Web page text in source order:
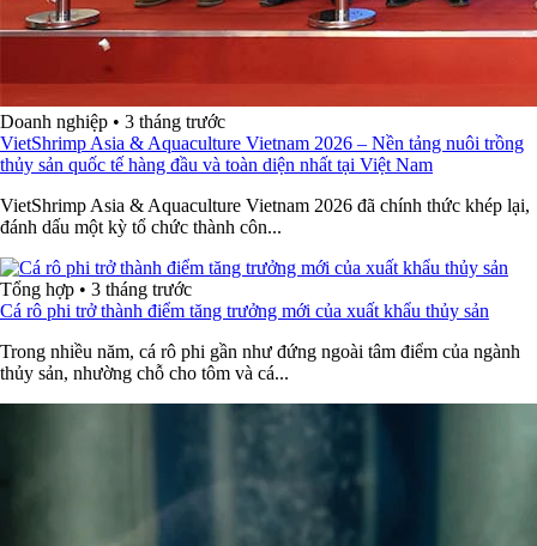
Doanh nghiệp • 3 tháng trước
VietShrimp Asia & Aquaculture Vietnam 2026 – Nền tảng nuôi trồng
thủy sản quốc tế hàng đầu và toàn diện nhất tại Việt Nam
VietShrimp Asia & Aquaculture Vietnam 2026 đã chính thức khép lại,
đánh dấu một kỳ tổ chức thành côn...
Tổng hợp • 3 tháng trước
Cá rô phi trở thành điểm tăng trưởng mới của xuất khẩu thủy sản
Trong nhiều năm, cá rô phi gần như đứng ngoài tâm điểm của ngành
thủy sản, nhường chỗ cho tôm và cá...